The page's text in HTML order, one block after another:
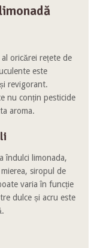
oricărei rețete de
este
revigorant.
nu conțin pesticide
aroma.
îndulci limonada,
siropul de
varia în funcție
dulce și acru este